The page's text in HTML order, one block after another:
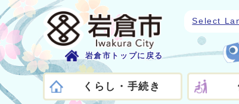
岩倉市トップに戻る
Select
くらし・手続き